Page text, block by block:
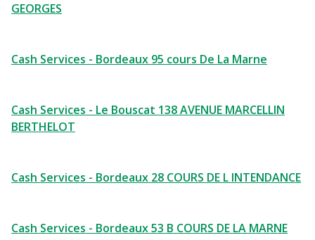
GEORGES
Cash Services - Bordeaux 95 cours De La Marne
Cash Services - Le Bouscat 138 AVENUE MARCELLIN
BERTHELOT
Cash Services - Bordeaux 28 COURS DE L INTENDANCE
Cash Services - Bordeaux 53 B COURS DE LA MARNE